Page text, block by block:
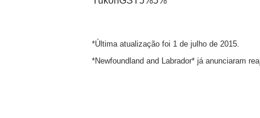
*Última atualização foi 1 de julho de 2015.
*Newfoundland and Labrador* já anunciaram